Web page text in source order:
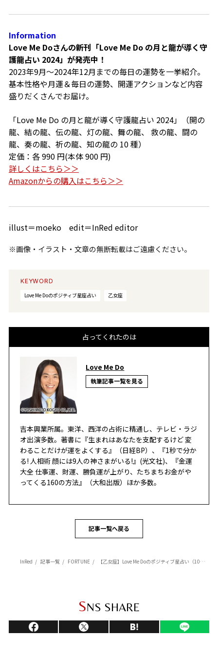
Information
Love Me Doさんの新刊「Love Me Do の月と龍が導く守
護龍占い 2024」が発売中！
2023年9月～2024年12月までの毎日の運勢を一挙紹介。
基本性格や月運＆毎日の運勢、開運アクションなど内容
盛りだくさんでお届け。
「Love Me Do の月と龍が導く守護龍占い 2024」（開の
龍、結の龍、伝の龍、灯の龍、舞の龍、 救の龍、闘の
龍、奏の龍、祈の龍、知の龍の 10 種）
定価：各 990 円(本体 900 円)
詳しくはこちら＞＞
Amazonからの購入はこちら＞＞
illust＝moeko edit＝InRed editor
※画像・イラスト・文章の無断転載はご遠慮ください。
KEYWORD
Love Me Doのポジティブ星座占い
乙女座
占ってくれたのは
Love Me Do
執筆記事一覧を見る
吉本興業所属。東洋、西洋の占術に精通し、テレビ・ラジ
オ出演多数。著書に『生まれはあなたを支配するけど 変
わることだけが運をよくする』（日経BP）、『1秒で分か
る! 人相術 顔には9人の神さまがいる!』(光文社)、『金運
大全 仕事運、財運、勝負運が上がり、たちまちお金がや
ってくる160の方法』（大和出版）ほか多数。
記事一覧へ戻る
InRed 記事一覧 FORTUNE 【乙女座】Love Me Doのポジティブ星占い（10月1日～10月15日の運勢）
SNS SHARE